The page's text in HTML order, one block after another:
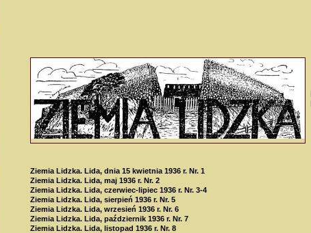
Ziemia Lidzka. Lida, dnia 15 kwietnia 1936 r. Nr. 1
Ziemia Lidzka. Lida, maj 1936 r. Nr. 2
Ziemia Lidzka. Lida, czerwiec-lipiec 1936 r. Nr. 3-4
Ziemia Lidzka. Lida, sierpień 1936 r. Nr. 5
Ziemia Lidzka. Lida, wrzesień 1936 r. Nr. 6
Ziemia Lidzka. Lida, październik 1936 r. Nr. 7
Ziemia Lidzka. Lida, listopad 1936 r. Nr. 8